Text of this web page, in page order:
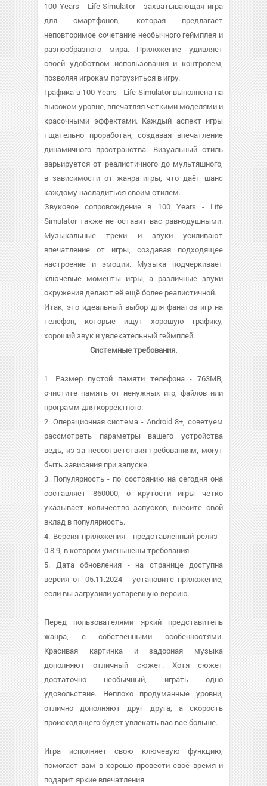
100 Years - Life Simulator - захватывающая игра
для смартфонов, которая предлагает
неповторимое сочетание необычного геймплея и
разнообразного мира. Приложение удивляет
своей удобством использования и контролем,
позволяя игрокам погрузиться в игру.
Графика в 100 Years - Life Simulator выполнена на
высоком уровне, впечатляя четкими моделями и
красочными эффектами. Каждый аспект игры
тщательно проработан, создавая впечатление
динамичного пространства. Визуальный стиль
варьируется от реалистичного до мультяшного,
в зависимости от жанра игры, что даёт шанс
каждому насладиться своим стилем.
Звуковое сопровождение в 100 Years - Life
Simulator также не оставит вас равнодушными.
Музыкальные треки и звуки усиливают
впечатление от игры, создавая подходящее
настроение и эмоции. Музыка подчеркивает
ключевые моменты игры, а различные звуки
окружения делают её ещё более реалистичной.
Итак, это идеальный выбор для фанатов игр на
телефон, которые ищут хорошую графику,
хороший звук и увлекательный геймплей.
Системные требования.
1. Размер пустой памяти телефона - 763MB,
очистите память от ненужных игр, файлов или
программ для корректного.
2. Операционная система - Android 8+, советуем
рассмотреть параметры вашего устройства
ведь, из-за несоответствия требованиям, могут
быть зависания при запуске.
3. Популярность - по состоянию на сегодня она
составляет 860000, о крутости игры четко
указывает количество запусков, внесите свой
вклад в популярность.
4. Версия приложения - представленный релиз -
0.8.9, в котором уменьшены требования.
5. Дата обновления - на странице доступна
версия от 05.11.2024 - установите приложение,
если вы загрузили устаревшую версию.
Перед пользователями яркий представитель
жанра, с собственными особенностями.
Красивая картинка и задорная музыка
дополняют отличный сюжет. Хотя сюжет
достаточно необычный, играть одно
удовольствие. Неплохо продуманные уровни,
отлично дополняют друг друга, а скорость
происходящего будет увлекать вас все больше.
Игра исполняет свою ключевую функцию,
помогает вам в хорошо провести своё время и
подарит яркие впечатления.